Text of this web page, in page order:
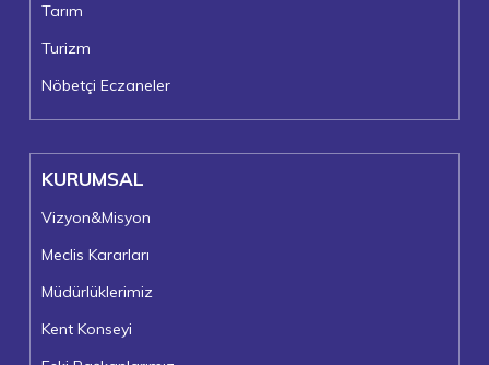
Tarım
Turizm
Nöbetçi Eczaneler
KURUMSAL
Vizyon&Misyon
Meclis Kararları
Müdürlüklerimiz
Kent Konseyi